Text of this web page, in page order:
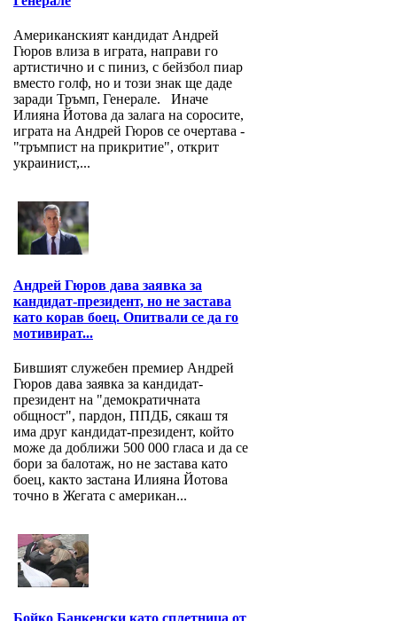
Американският кандидат Андрей
Гюров влиза в играта, направи го
артистично и с пиниз, с бейзбол пиар
вместо голф, но и този знак ще даде
заради Тръмп, Генерале. Иначе
Илияна Йотова да залага на соросите,
играта на Андрей Гюров се очертава -
"тръмпист на прикритие", открит
украинист,...
Андрей Гюров дава заявка за
кандидат-президент, но не застава
като корав боец. Опитвали се да го
мотивират...
Бившият служебен премиер Андрей
Гюров дава заявка за кандидат-
президент на "демократичната
общност", пардон, ППДБ, сякаш тя
има друг кандидат-президент, който
може да доближи 500 000 гласа и да се
бори за балотаж, но не застава като
боец, както застана Илияна Йотова
точно в Жегата с американ...
Бойко Банкенски като сплетница от